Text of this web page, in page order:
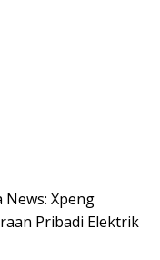
Xpeng
Pribadi Elektrik